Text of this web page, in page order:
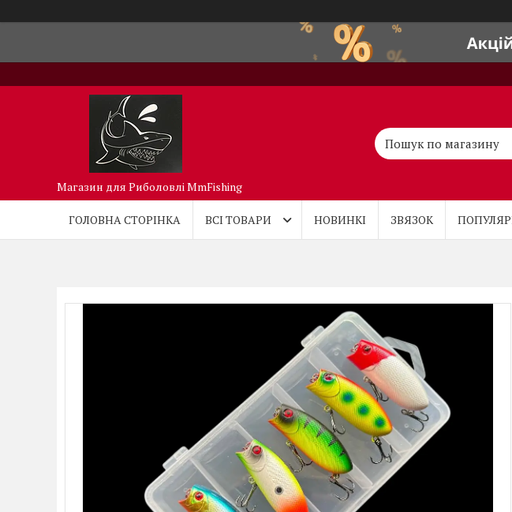
Магазин для Риболовлі MmFishing
ГОЛОВНА СТОРІНКА ВСІ ТОВАРИ НОВИНКІ ЗВЯЗОК